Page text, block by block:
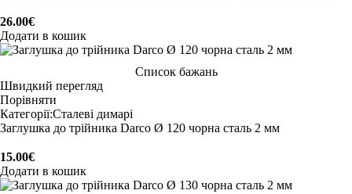
26.00€
Додати в кошик
Список бажань
Швидкий перегляд
Порівняти
Категорії:Сталеві димарі
Заглушка до трійника Darco Ø 120 чорна сталь 2 мм
15.00€
Додати в кошик